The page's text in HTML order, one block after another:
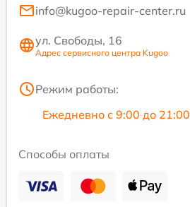
info@kugoo-repair-center.ru
ул. Свободы, 16
Адрес сервисного центра Kugoo
Режим работы:
Ежедневно с 9:00 до 21:00
Способы оплаты